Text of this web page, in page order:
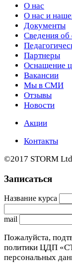
О нас
О нас и
Документы
Сведения об
Партнеры
Оснащение
Вакансии
Мы в СМИ
Отзывы
Новости
Акции
Контакты
©2017 STORM
Записаться
Название курса
mail
Пожалуйста,
политики ЦДП
персональных